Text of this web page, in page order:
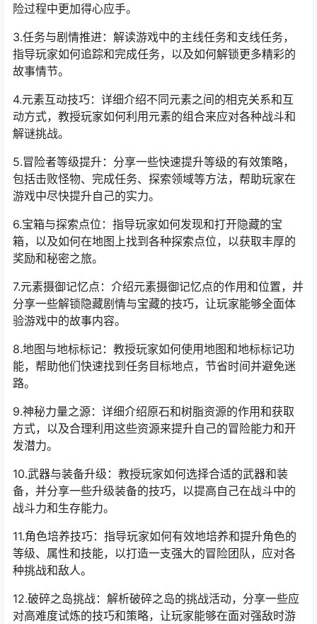
险过程中更加得心应手。
3.任务与剧情推进：解读游戏中的主线任务和支线任务，
指导玩家如何追踪和完成任务，以及如何解锁更多精彩的
故事情节。
4.元素互动技巧：详细介绍不同元素之间的相克关系和互
动方式，教授玩家如何利用元素的组合来应对各种战斗和
解谜挑战。
5.冒险者等级提升：分享一些快速提升等级的有效策略，
包括击败怪物、完成任务、探索领域等方法，帮助玩家在
游戏中尽快提升自己的实力。
6.宝箱与探索点位：指导玩家如何发现和打开隐藏的宝
箱，以及如何在地图上找到各种探索点位，以获取丰厚的
奖励和秘密之旅。
7.元素摄御记忆点：介绍元素摄御记忆点的作用和位置，并
分享一些解锁隐藏剧情与宝藏的技巧，让玩家能够全面体
验游戏中的故事内容。
8.地图与地标标记：教授玩家如何使用地图和地标标记功
能，帮助他们快速找到任务目标地点，节省时间并避免迷
路。
9.神秘力量之源：详细介绍原石和树脂资源的作用和获取
方式，以及合理利用这些资源来提升自己的冒险能力和开
发潜力。
10.武器与装备升级：教授玩家如何选择合适的武器和装
备，并分享一些升级装备的技巧，以提高自己在战斗中的
战斗力和生存能力。
11.角色培养技巧：指导玩家如何有效地培养和提升角色的
等级、属性和技能，以打造一支强大的冒险团队，应对各
种挑战和敌人。
12.破碎之岛挑战：解析破碎之岛的挑战活动，分享一些应
对高难度试炼的技巧和策略，让玩家能够在面对强敌时游